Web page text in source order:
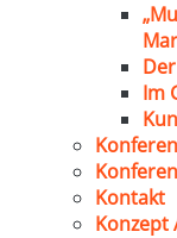
Im
Kontakt
Konzept